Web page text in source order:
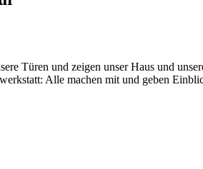
Türen und zeigen unser Haus und
Alle machen mit und geben